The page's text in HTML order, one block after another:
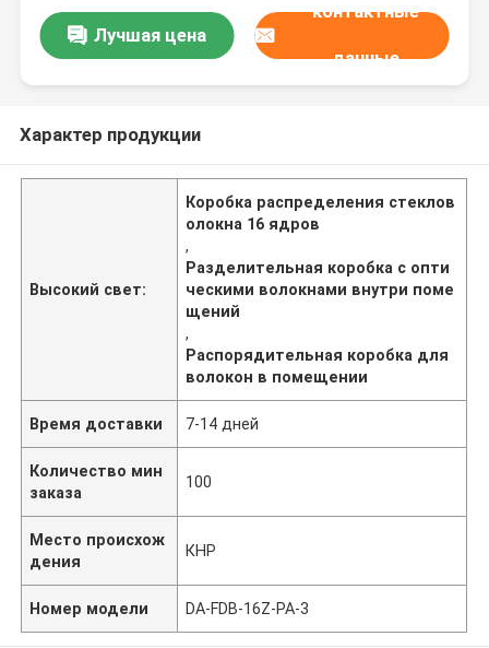
Лучшая цена
контактные
данные
Характер продукции
Высокий свет:
Коробка распределения стеклов
олокна 16 ядров
,
Разделительная коробка с опти
ческими волокнами внутри поме
щений
,
Распорядительная коробка для
волокон в помещении
Время доставки 7-14 дней
Количество мин
заказа
100
Место происхож
дения
КНР
Номер модели DA-FDB-16Z-PA-3